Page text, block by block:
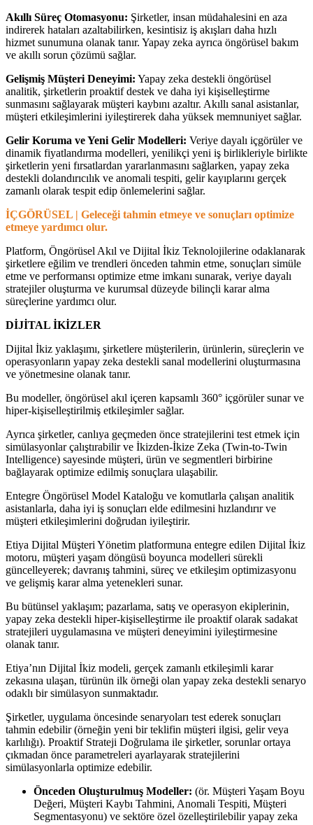
Akıllı Süreç Otomasyonu: Şirketler, insan müdahalesini en aza
indirerek hataları azaltabilirken, kesintisiz iş akışları daha hızlı
hizmet sunumuna olanak tanır. Yapay zeka ayrıca öngörüsel bakım
ve akıllı sorun çözümü sağlar.
Gelişmiş Müşteri Deneyimi: Yapay zeka destekli öngörüsel
analitik, şirketlerin proaktif destek ve daha iyi kişiselleştirme
sunmasını sağlayarak müşteri kaybını azaltır. Akıllı sanal asistanlar,
müşteri etkileşimlerini iyileştirerek daha yüksek memnuniyet sağlar.
Gelir Koruma ve Yeni Gelir Modelleri: Veriye dayalı içgörüler ve
dinamik fiyatlandırma modelleri, yenilikçi yeni iş birlikleriyle birlikte
şirketlerin yeni fırsatlardan yararlanmasını sağlarken, yapay zeka
destekli dolandırıcılık ve anomali tespiti, gelir kayıplarını gerçek
zamanlı olarak tespit edip önlemelerini sağlar.
İÇGÖRÜSEL | Geleceği tahmin etmeye ve sonuçları optimize
etmeye yardımcı olur.
Platform, Öngörüsel Akıl ve Dijital İkiz Teknolojilerine odaklanarak
şirketlere eğilim ve trendleri önceden tahmin etme, sonuçları simüle
etme ve performansı optimize etme imkanı sunarak, veriye dayalı
stratejiler oluşturma ve kurumsal düzeyde bilinçli karar alma
süreçlerine yardımcı olur.
DİJİTAL İKİZLER
Dijital İkiz yaklaşımı, şirketlere müşterilerin, ürünlerin, süreçlerin ve
operasyonların yapay zeka destekli sanal modellerini oluşturmasına
ve yönetmesine olanak tanır.
Bu modeller, öngörüsel akıl içeren kapsamlı 360° içgörüler sunar ve
hiper-kişiselleştirilmiş etkileşimler sağlar.
Ayrıca şirketler, canlıya geçmeden önce stratejilerini test etmek için
simülasyonlar çalıştırabilir ve İkizden-İkize Zeka (Twin-to-Twin
Intelligence) sayesinde müşteri, ürün ve segmentleri birbirine
bağlayarak optimize edilmiş sonuçlara ulaşabilir.
Entegre Öngörüsel Model Kataloğu ve komutlarla çalışan analitik
asistanlarla, daha iyi iş sonuçları elde edilmesini hızlandırır ve
müşteri etkileşimlerini doğrudan iyileştirir.
Etiya Dijital Müşteri Yönetim platformuna entegre edilen Dijital İkiz
motoru, müşteri yaşam döngüsü boyunca modelleri sürekli
güncelleyerek; davranış tahmini, süreç ve etkileşim optimizasyonu
ve gelişmiş karar alma yetenekleri sunar.
Bu bütünsel yaklaşım; pazarlama, satış ve operasyon ekiplerinin,
yapay zeka destekli hiper-kişiselleştirme ile proaktif olarak sadakat
stratejileri uygulamasına ve müşteri deneyimini iyileştirmesine
olanak tanır.
Etiya’nın Dijital İkiz modeli, gerçek zamanlı etkileşimli karar
zekasına ulaşan, türünün ilk örneği olan yapay zeka destekli senaryo
odaklı bir simülasyon sunmaktadır.
Şirketler, uygulama öncesinde senaryoları test ederek sonuçları
tahmin edebilir (örneğin yeni bir teklifin müşteri ilgisi, gelir veya
karlılığı). Proaktif Strateji Doğrulama ile şirketler, sorunlar ortaya
çıkmadan önce parametreleri ayarlayarak stratejilerini
simülasyonlarla optimize edebilir.
Önceden Oluşturulmuş Modeller: (ör. Müşteri Yaşam Boyu
Değeri, Müşteri Kaybı Tahmini, Anomali Tespiti, Müşteri
Segmentasyonu) ve sektöre özel özelleştirilebilir yapay zeka